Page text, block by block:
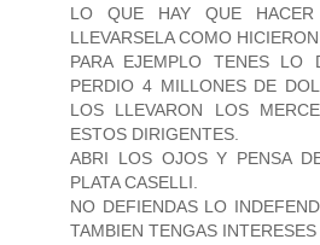
LO QUE HAY QUE
LLEVARSELA COMO HICIERON
PARA EJEMPLO TENES LO
PERDIO 4 MILLONES DE
LOS LLEVARON LOS
ESTOS DIRIGENTES.
ABRI LOS OJOS Y PENSA
PLATA CASELLI.
NO DEFIENDAS LO
TAMBIEN TENGAS INTERESES